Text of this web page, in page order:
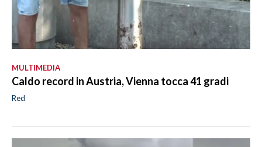
MULTIMEDIA
Caldo record in Austria, Vienna tocca 41 gradi
Red